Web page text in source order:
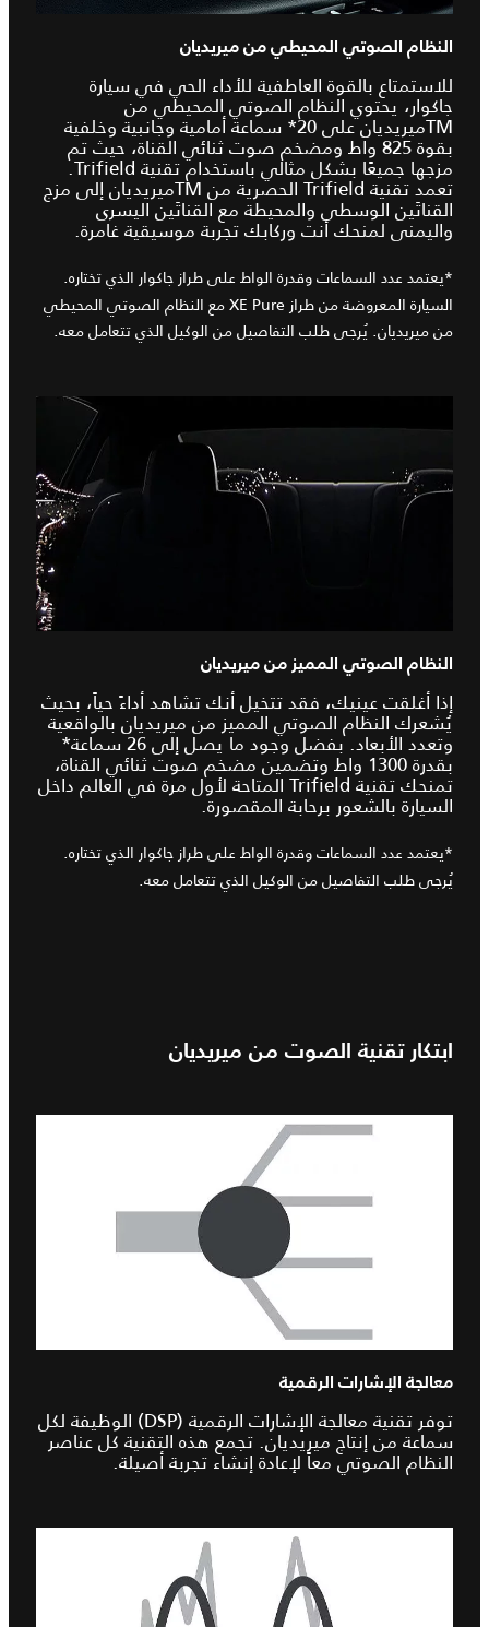
النظام الصوتي المحيطي من ميريديان
للاستمتاع بالقوة العاطفية للأداء الحي في سيارة
جاكوار، يحتوي النظام الصوتي المحيطي من
TMميريديان على 20* سماعة أمامية وجانبية وخلفية
بقوة 825 واط ومضخم صوت ثنائي القناة، حيث تم
مزجها جميعًا بشكل مثالي باستخدام تقنية Trifield.
تعمد تقنية Trifield الحصرية من TMميريديان إلى مزج
القناتَين الوسطى والمحيطة مع القناتَين اليسرى
واليمنى لمنحك أنت وركابك تجربة موسيقية غامرة.
*يعتمد عدد السماعات وقدرة الواط على طراز جاكوار الذي تختاره.
السيارة المعروضة من طراز XE Pure مع النظام الصوتي المحيطي
من ميريديان. يُرجى طلب التفاصيل من الوكيل الذي تتعامل معه.
النظام الصوتي المميز من ميريديان
إذا أغلقت عينيك، فقد تتخيل أنك تشاهد أداءً حياً، بحيث
يُشعرك النظام الصوتي المميز من ميريديان بالواقعية
وتعدد الأبعاد. بفضل وجود ما يصل إلى 26 سماعة*
بقدرة 1300 واط وتضمين مضخم صوت ثنائي القناة،
تمنحك تقنية Trifield المتاحة لأول مرة في العالم داخل
السيارة بالشعور برحابة المقصورة.
*يعتمد عدد السماعات وقدرة الواط على طراز جاكوار الذي تختاره.
يُرجى طلب التفاصيل من الوكيل الذي تتعامل معه.
ابتكار تقنية الصوت من ميريديان
معالجة الإشارات الرقمية
توفر تقنية معالجة الإشارات الرقمية (DSP) الوظيفة لكل
سماعة من إنتاج ميريديان. تجمع هذه التقنية كل عناصر
النظام الصوتي معاً لإعادة إنشاء تجربة أصيلة.